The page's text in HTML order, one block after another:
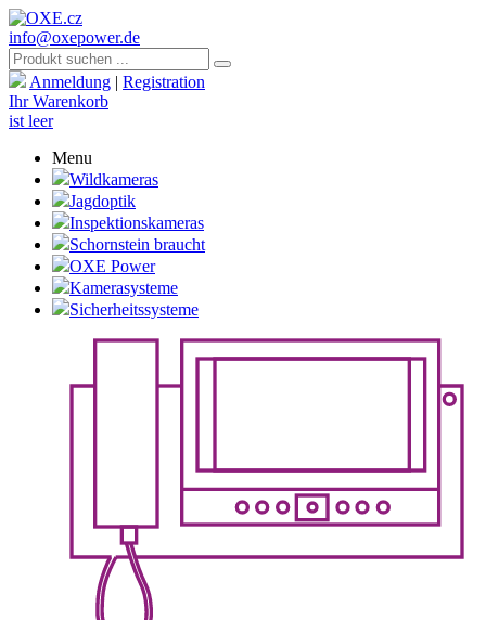
info@oxepower.de
Anmeldung | Registration
Ihr Warenkorb
ist leer
Menu
Wildkameras
Jagdoptik
Inspektionskameras
Schornstein braucht
OXE Power
Kamerasysteme
Sicherheitssysteme